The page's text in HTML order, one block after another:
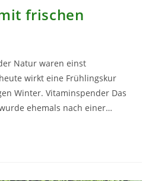
frischen
Natur waren einst
wirkt eine Frühlingskur
Winter. Vitaminspender Das
ehemals nach einer…